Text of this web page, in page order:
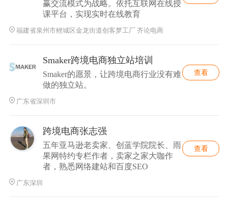
新升级
赢交流模式为战略。依托互联网在线授
课平台，实现实时在线教育
福建省泉州市鲤城区金龙街道创客梦工厂 齐论电商
Smaker跨境电商独立站培训
Smaker的愿景，让跨境电商行业没有难
做的独立站。
查看
广东省深圳市
跨境电商张志强
五年亚马逊老卖家、创蓝学院院长、雨
果网特约专栏作者，卖家之家大咖作
者，熟悉网络建站和百度SEO
查看
广东深圳